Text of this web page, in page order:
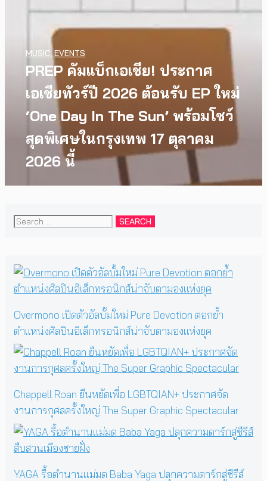
PREP คัมแบ็กเอเชีย! ประกาศ
เอเชียทัวร์ปี 2026 ต้อนรับ EP ใหม่
‘One Day In The Sun’ พร้อมโชว์
สุดพิเศษในกรุงเทพ 17 ตุลาคม
2026 นี้
MUSIC ,EVENTS
Search
Overmono เปิดตัวอัลบั้มใหม่ Pure Devotion ตอกย้ำ
ตำแหน่งศิลปินอิเล็กทรอนิกส์น่าจับตามองแห่งยุค
Chappell Roan ยืนหยัดเพื่อ LGBTQIAN+ ประกาศจัด
งานการกุศลครั้งใหญ่ The Super Graphic Spectacular
YAGA รื้อตำนานแม่มด Baba Yaga ปลุกความดาร์กสู่ซีรีส์